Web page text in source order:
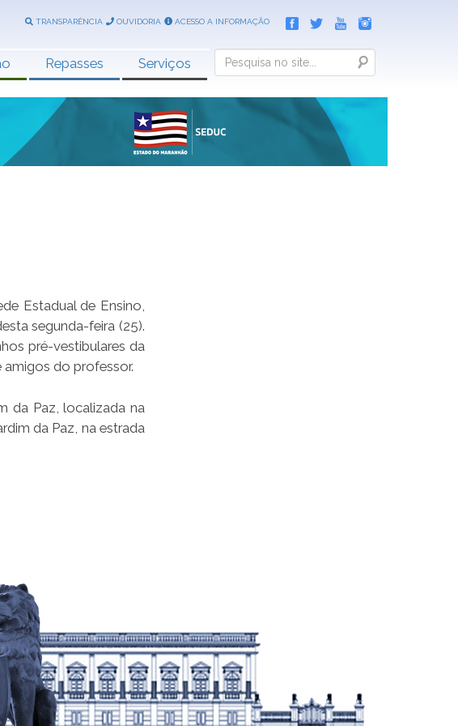
TRANSPARÊNCIA OUVIDORIA ACESSO A INFORMAÇÃO
Repasses Serviços Search
Estadual de Ensino,
segunda-feira (25).
pré-vestibulares da
amigos do professor.
da Paz, localizada na
da Paz, na estrada